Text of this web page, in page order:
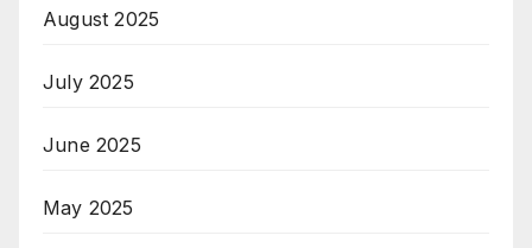
August 2025
July 2025
June 2025
May 2025